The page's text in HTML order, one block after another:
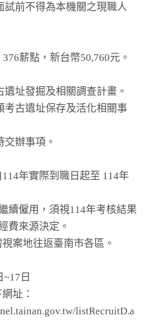
試前不得為本機關之現職人
薪點，新台幣50,760元。
遺址發掘及相關調查計畫。
考古遺址保存及活化相關事
交辦事項。
年實際到職日起至 114年
續僱用，須視114年考核結果
費來源決定。
案地往返臺南市各區。
~17日
址：
listRecruitD.a